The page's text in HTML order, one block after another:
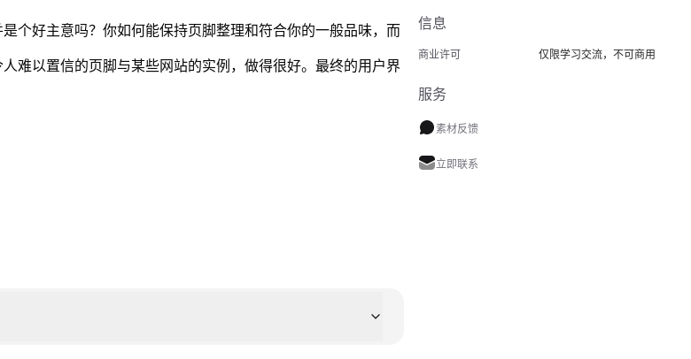
个好主意吗？你如何能保持页脚整理和符合你的一般品味，而
难以置信的页脚与某些网站的实例，做得很好。最终的用户界
信息
商业许可 仅限学习交流，不可商用
服务
素材反馈
立即联系